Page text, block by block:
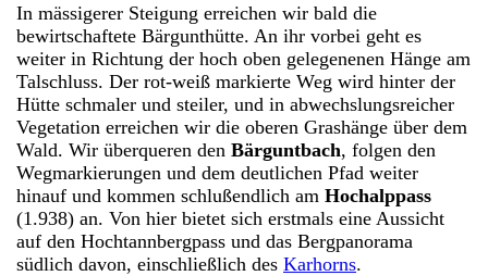
In mässigerer Steigung erreichen wir bald die
bewirtschaftete Bärgunthütte. An ihr vorbei geht es
weiter in Richtung der hoch oben gelegenenen Hänge am
Talschluss. Der rot-weiß markierte Weg wird hinter der
Hütte schmaler und steiler, und in abwechslungsreicher
Vegetation erreichen wir die oberen Grashänge über dem
Wald. Wir überqueren denBärguntbach, folgen den
Wegmarkierungen und dem deutlichen Pfad weiter
hinauf und kommen schlußendlich amHochalppass
(1.938) an. Von hier bietet sich erstmals eine Aussicht
auf den Hochtannbergpass und das Bergpanorama
südlich davon, einschließlich desKarhorns.